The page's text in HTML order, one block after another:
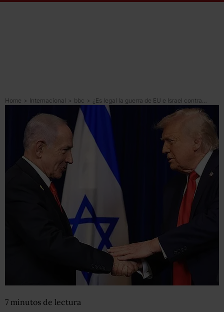
Home > Internacional > bbc >
7 minutos de lectura